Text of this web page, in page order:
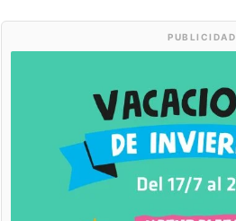
PUBLICIDAD